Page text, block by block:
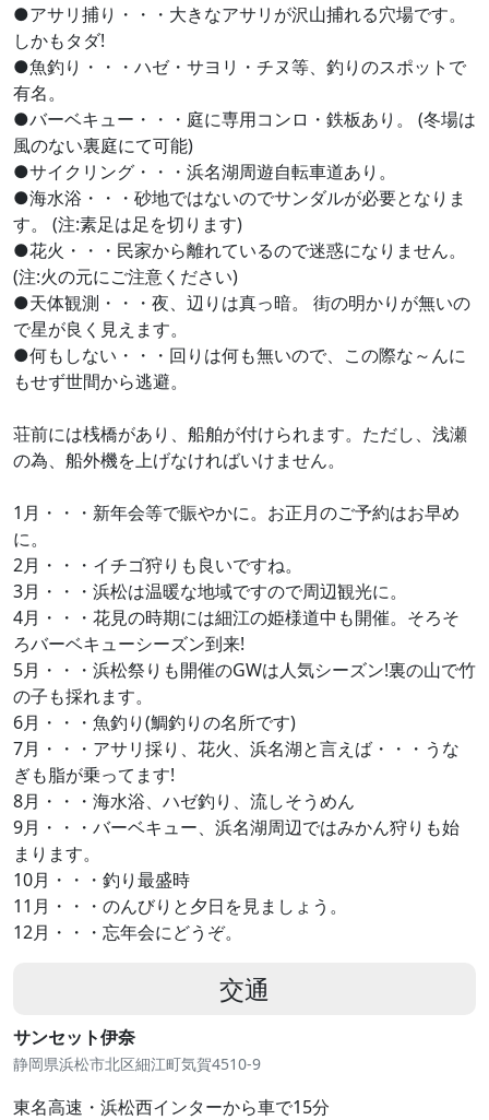
●アサリ捕り・・・大きなアサリが沢山捕れる穴場です。
しかもタダ!
●魚釣り・・・ハゼ・サヨリ・チヌ等、釣りのスポットで
有名。
●バーベキュー・・・庭に専用コンロ・鉄板あり。 (冬場は
風のない裏庭にて可能)
●サイクリング・・・浜名湖周遊自転車道あり。
●海水浴・・・砂地ではないのでサンダルが必要となりま
す。 (注:素足は足を切ります)
●花火・・・民家から離れているので迷惑になりません。
(注:火の元にご注意ください)
●天体観測・・・夜、辺りは真っ暗。 街の明かりが無いの
で星が良く見えます。
●何もしない・・・回りは何も無いので、この際な～んに
もせず世間から逃避。
荘前には桟橋があり、船舶が付けられます。ただし、浅瀬
の為、船外機を上げなければいけません。
1月・・・新年会等で賑やかに。お正月のご予約はお早め
に。
2月・・・イチゴ狩りも良いですね。
3月・・・浜松は温暖な地域ですので周辺観光に。
4月・・・花見の時期には細江の姫様道中も開催。そろそ
ろバーベキューシーズン到来!
5月・・・浜松祭りも開催のGWは人気シーズン!裏の山で竹
の子も採れます。
6月・・・魚釣り(鯛釣りの名所です)
7月・・・アサリ採り、花火、浜名湖と言えば・・・うな
ぎも脂が乗ってます!
8月・・・海水浴、ハゼ釣り、流しそうめん
9月・・・バーベキュー、浜名湖周辺ではみかん狩りも始
まります。
10月・・・釣り最盛時
11月・・・のんびりと夕日を見ましょう。
12月・・・忘年会にどうぞ。
交通
サンセット伊奈
静岡県浜松市北区細江町気賀4510-9
東名高速・浜松西インターから車で15分